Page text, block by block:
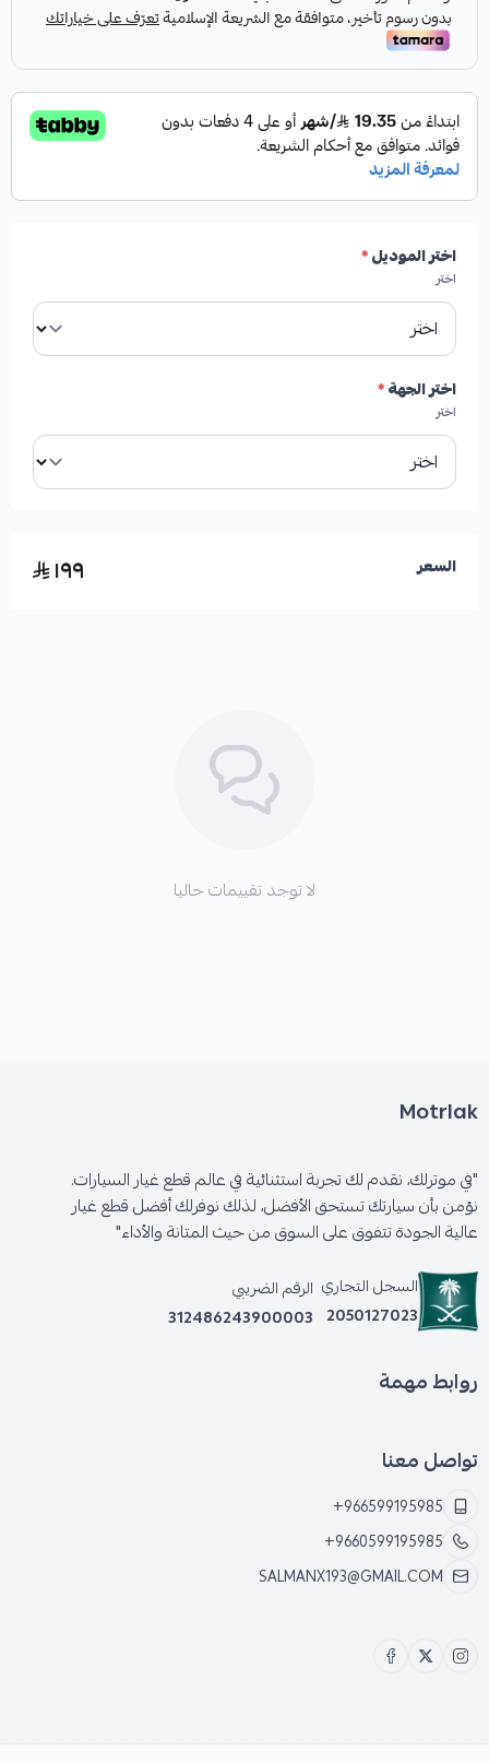
اختر الموديل*
اختر
اختر الجهة*
اختر
السعر ١٩٩
لا توجد تقييمات حاليا
Motrlak
"في موترلك، نقدم لك تجربة استثنائية في عالم قطع غيار السيارات.
نؤمن بأن سيارتك تستحق الأفضل، لذلك نوفرلك أفضل قطع غيار
عالية الجودة تتفوق على السوق من حيث المتانة والأداء"
السجل التجاري
2050127023
الرقم الضريبي
312486243900003
روابط مهمة
تواصل معنا
+966599195985
+9660599195985
SALMANX193@GMAIL.COM